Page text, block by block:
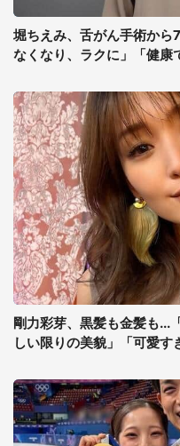
堀ちえみ、舌がん手術から
なくなり、ラクに」「健康
剛力彩芽、黒髪も金髪も...
しい限りの美貌」「可愛す